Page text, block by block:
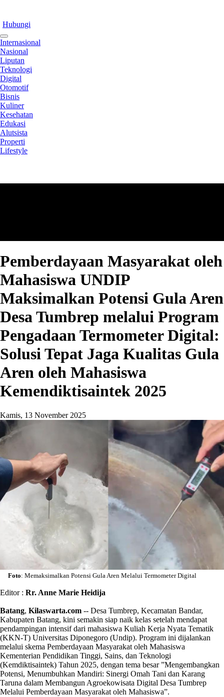
Hubungi
Internasional
Nasional
Liputan
Teknologi
Digital
Otomotif
Bisnis
Kuliner
Kesehatan
Edukasi
Alutsista
Properti
Lifestyle
Pemberdayaan Masyarakat oleh
Mahasiswa UNDIP
Maksimalkan Potensi Gula Aren
Desa Tumbrep melalui Program
Pengadaan Termometer Digital:
Solusi Tepat Jaga Kualitas Gula
Aren oleh Mahasiswa
Kemendiktisaintek 2025
Kamis, 13 November 2025
Foto: Memaksimalkan Potensi Gula Aren Melalui Termometer Digital
Editor : Rr. Anne Marie Heidija
Batang, Kilaswarta.com -- Desa Tumbrep, Kecamatan Bandar,
Kabupaten Batang, kini semakin siap naik kelas setelah mendapat
pendampingan intensif dari mahasiswa Kuliah Kerja Nyata Tematik
(KKN-T) Universitas Diponegoro (Undip). Program ini dijalankan
melalui skema Pemberdayaan Masyarakat oleh Mahasiswa
Kementerian Pendidikan Tinggi, Sains, dan Teknologi
(Kemdiktisaintek) Tahun 2025, dengan tema besar ”Mengembangkan
Potensi, Menumbuhkan Mandiri: Sinergi Omah Tani dan Karang
Taruna dalam Membangun Agroekowisata Digital Desa Tumbrep
Melalui Pemberdayaan Masyarakat oleh Mahasiswa”.